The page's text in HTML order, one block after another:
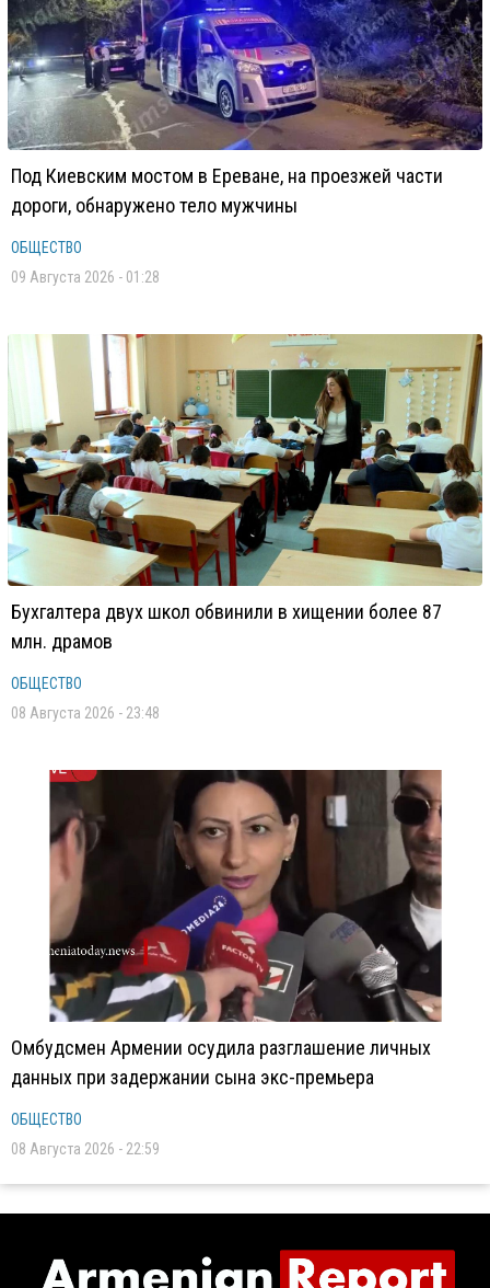
Под Киевским мостом в Ереване, на проезжей части
дороги, обнаружено тело мужчины
ОБЩЕСТВО
09 Августа 2026 - 01:28
Бухгалтера двух школ обвинили в хищении более 87
млн. драмов
ОБЩЕСТВО
08 Августа 2026 - 23:48
Омбудсмен Армении осудила разглашение личных
данных при задержании сына экс-премьера
ОБЩЕСТВО
08 Августа 2026 - 22:59